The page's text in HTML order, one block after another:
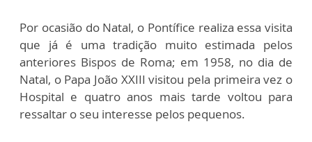
Por ocasião do Natal, o Pontífice realiza essa visita
que já é uma tradição muito estimada pelos
anteriores Bispos de Roma; em 1958, no dia de
Natal, o Papa João XXIII visitou pela primeira vez o
Hospital e quatro anos mais tarde voltou para
ressaltar o seu interesse pelos pequenos.